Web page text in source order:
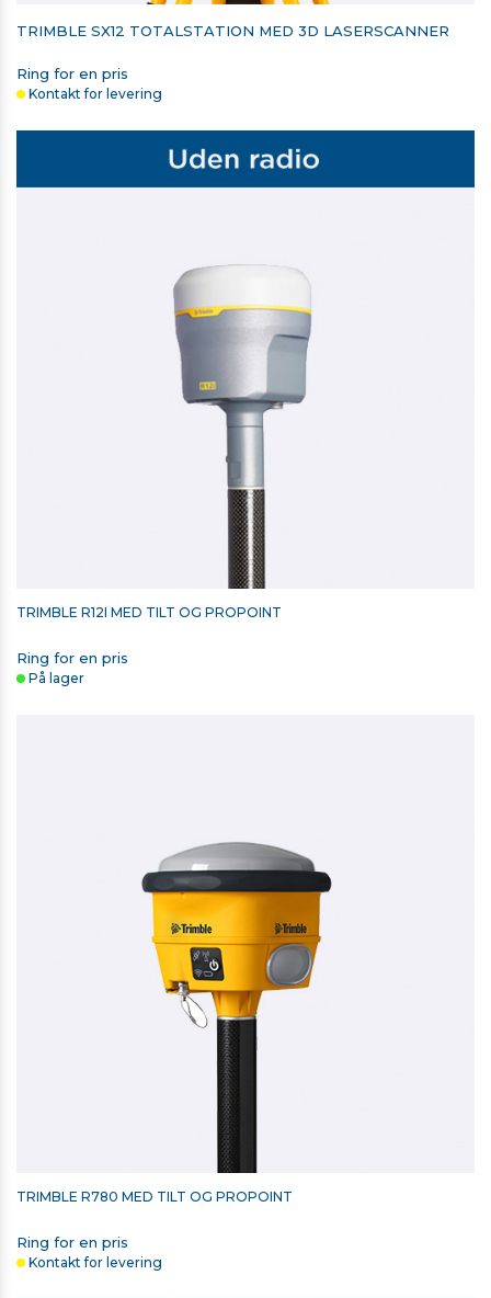
STYLUS, DIGITAL PEN TIL T10/T10X/T110 TABLET
675,00 kr. ekskl. moms
TSC510/T110/TSC710 - 65W USB TYPE C LADER
375,00 kr. ekskl. moms
TRIMBLE SX12 TOTALSTATION MED 3D LASERSCANNER
Ring for en pris
Kontakt for levering
TRIMBLE R12I MED TILT OG PROPOINT
Ring for en pris
På lager
TRIMBLE R780 MED TILT OG PROPOINT
Ring for en pris
Kontakt for levering